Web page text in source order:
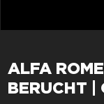
ALFA
BERUCHT |